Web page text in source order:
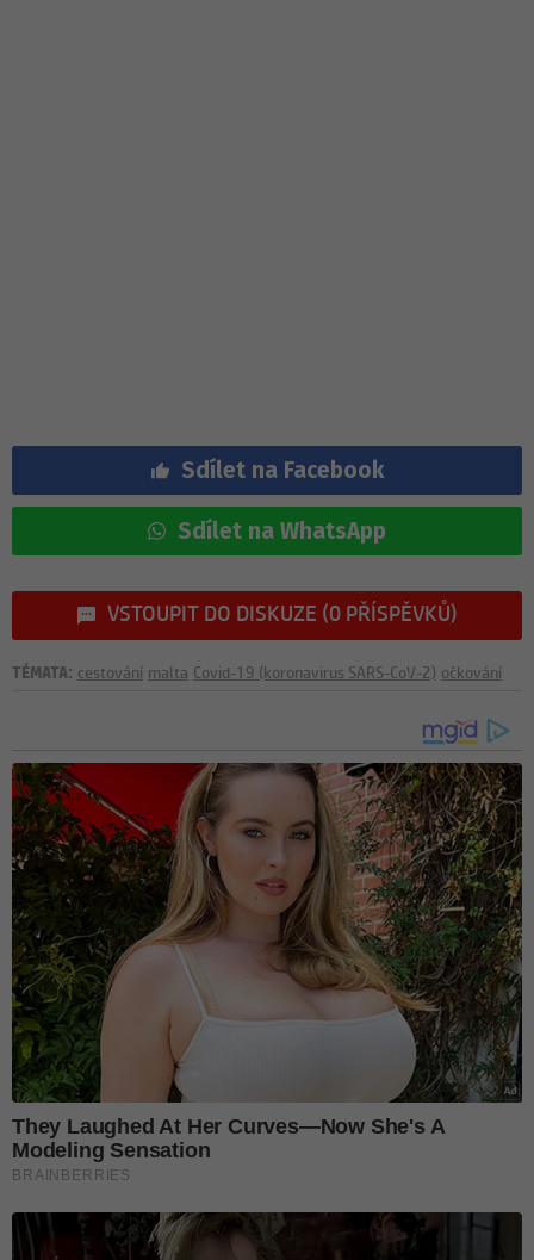
Sdílet na Facebook
Sdílet na WhatsApp
VSTOUPIT DO DISKUZE (0 PŘÍSPĚVKŮ)
TÉMATA: cestování malta Covid-19 (koronavirus SARS-CoV-2) očkování